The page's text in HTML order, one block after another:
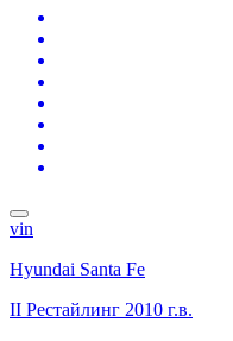
vin
Hyundai Santa Fe
II Рестайлинг 2010 г.в.